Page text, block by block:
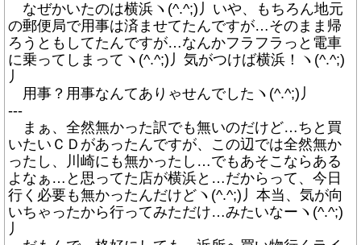
なぜかいたのは横浜ヽ(^.^;)丿いや、もちろん地元
の郵便局で用事は済ませてたんですが…そのまま帰
ろうともしてたんですが…なんかフラフラっと電車
に乗ってしまってヽ(^.^;)丿気がつけば横浜！ヽ(^.^;)
丿
用事？用事なんてありゃせんでしたヽ(^.^;)丿
---
まぁ、全然無かった訳でも無いのだけど…ちと買
いたいＣＤがあったんですが、この辺では全然無か
ったし、川崎にも無かったし…でもあそこならある
よなぁ…と思ってた店が横浜と…だからって、今日
行く必要も無かったんだけどヽ(^.^;)丿本当、気が向
いちゃったから行ってみただけ…みたいなーヽ(^.^;)
丿